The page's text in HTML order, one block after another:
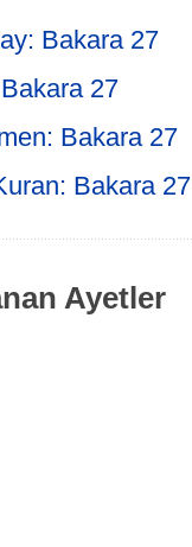
Bakara 27
27
Bakara 27
Bakara 27
Ayetler